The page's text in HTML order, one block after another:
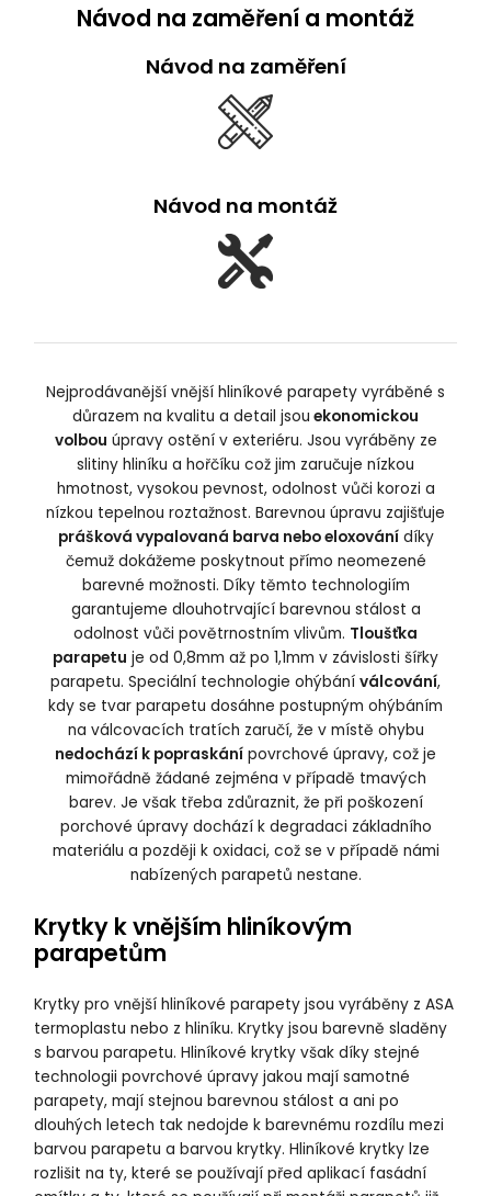
Návod na zaměření a montáž
Návod na zaměření
Návod na montáž
Nejprodávanější vnější hliníkové parapety vyráběné s
důrazem na kvalitu a detail jsou ekonomickou
volbou úpravy ostění v exteriéru. Jsou vyráběny ze
slitiny hliníku a hořčíku což jim zaručuje nízkou
hmotnost, vysokou pevnost, odolnost vůči korozi a
nízkou tepelnou roztažnost. Barevnou úpravu zajišťuje
prášková vypalovaná barva nebo eloxovánídíky
čemuž dokážeme poskytnout přímo neomezené
barevné možnosti. Díky těmto technologiím
garantujeme dlouhotrvající barevnou stálost a
odolnost vůči povětrnostním vlivům. Tloušťka
parapetu je od 0,8mm až po 1,1mm v závislosti šířky
parapetu. Speciální technologie ohýbání válcování,
kdy se tvar parapetu dosáhne postupným ohýbáním
na válcovacích tratích zaručí, že v místě ohybu
nedochází k popraskání povrchové úpravy, což je
mimořádně žádané zejména v případě tmavých
barev. Je však třeba zdůraznit, že při poškození
porchové úpravy dochází k degradaci základního
materiálu a později k oxidaci, což se v případě námi
nabízených parapetů nestane.
Krytky k vnějším hliníkovým
parapetům
Krytky pro vnější hliníkové parapety jsou vyráběny z ASA
termoplastu nebo z hliníku. Krytky jsou barevně sladěny
s barvou parapetu. Hliníkové krytky však díky stejné
technologii povrchové úpravy jakou mají samotné
parapety, mají stejnou barevnou stálost a ani po
dlouhých letech tak nedojde k barevnému rozdílu mezi
barvou parapetu a barvou krytky. Hliníkové krytky lze
rozlišit na ty, které se používají před aplikací fasádní